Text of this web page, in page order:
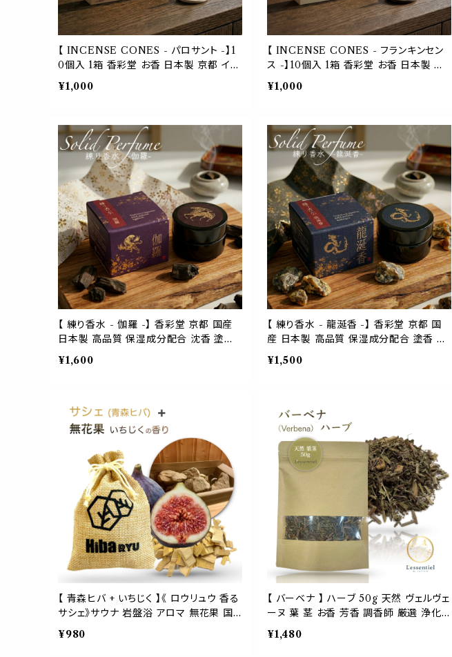
【 INCENSE CONES - パロサント -】1
0個入 1箱 香彩堂 お香 日本製 京都 イン
センス コーン型 コーンタイプ 天然 香木
安眠 爽やか 初心者 線香 フレグランス 外
気分転換 切り替え デスク ワーク 勉強 部
屋 芳香 おうち時間 プレゼント プチ ギフ
ト インテリア 空間 贈り物 ヨガ 瞑想 浄化
おしゃれ かわいい
¥1,000
【 INCENSE CONES - フランキンセン
ス -】10個入 1箱 香彩堂 お香 日本製 京
都 インセンス コーン型 コーンタイプ 天然
安眠 爽やか 初心者 線香 フレグランス 外
気分転換 切り替え デスク ワーク 勉強 部
屋 芳香 おうち時間 プレゼント プチ ギフ
ト インテリア 空間 贈り物 ヨガ 瞑想 浄化
おしゃれ かわいい
¥1,000
【 練り香水 - 伽羅 -】 香彩堂 京都 国産
日本製 高品質 保湿成分配合 沈香 塗香
香木 希少 お守り 持ち歩き お寺の香り 寺
院 神社 人気 流行 集中力 ヨガ 勉強 仕
ト 女性 ギフト 贈り物
¥1,600
【 練り香水 - 龍涎香 -】 香彩堂 京都 国
産 日本製 高品質 保湿成分配合 塗香 香
木 お守り 持ち歩き お寺の香り 寺院 神社
人気 流行 集中力 ヨガ 勉強 仕事 和風
贈り物
¥1,500
【 青森ヒバ + いちじく 】《 ロウリュウ 香る
サシェ》サウナ 岩盤浴 アロマ 無花果 国
産 天然 香木 体験 防虫 害虫 除け 脱臭
消臭 ポプリ 麻袋 匂い袋 靴 箱 シューズ
¥980
【 バーベナ 】 ハーブ 50g 天然 ヴェルヴェ
ーヌ 葉 茎 お香 芳香 調香師 厳選 浄化
ヨガ 瞑想 プレゼント オススメ サシェ ブ
ティック ショップ
¥1,480